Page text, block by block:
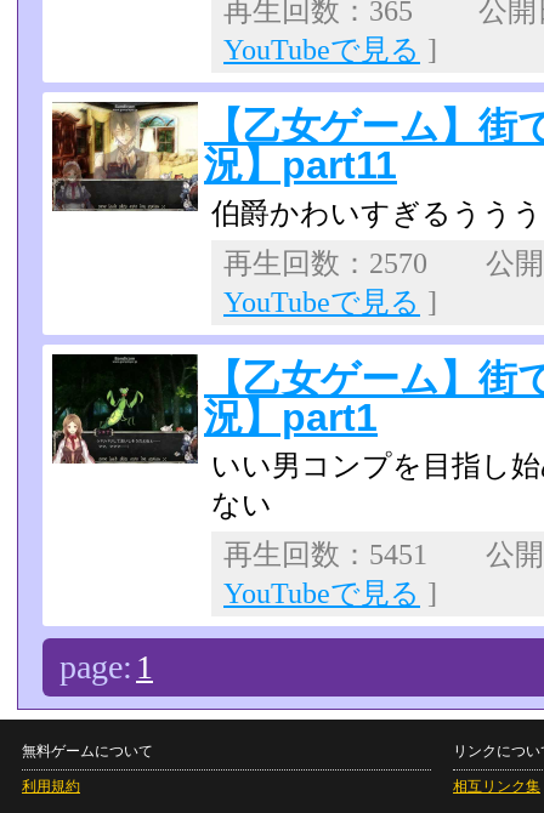
再生回数：365 公
YouTubeで見る ]
【乙女ゲーム】街
況】part11
伯爵かわいすぎるうう
再生回数：2570 公
YouTubeで見る ]
【乙女ゲーム】街
況】part1
いい男コンプを目指し
ない
再生回数：5451 公
YouTubeで見る ]
page: 1
無料ゲームについて
利用規約
リンクについ
相互リンク集